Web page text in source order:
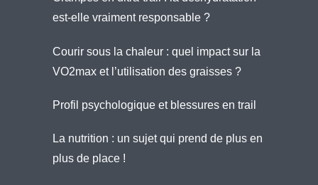
est-elle vraiment responsable ?
Courir sous la chaleur : quel impact sur la
VO2max et l’utilisation des graisses ?
Profil psychologique et blessures en trail
La nutrition : un sujet qui prend de plus en
plus de place !